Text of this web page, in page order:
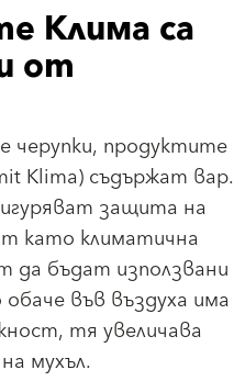
Клима са
от
черупки, продуктите
Klima) съдържат вар.
защита на
като климатична
да бъдат използвани
във въздуха има
тя увеличава
мухъл.